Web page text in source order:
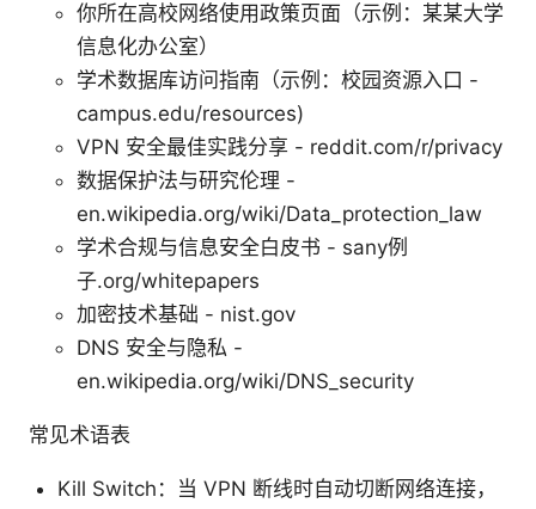
你所在高校网络使用政策页面（示例：某某大学
信息化办公室）
学术数据库访问指南（示例：校园资源入口 -
campus.edu/resources)
VPN 安全最佳实践分享 - reddit.com/r/privacy
数据保护法与研究伦理 -
en.wikipedia.org/wiki/Data_protection_law
学术合规与信息安全白皮书 - sany例
子.org/whitepapers
加密技术基础 - nist.gov
DNS 安全与隐私 -
en.wikipedia.org/wiki/DNS_security
常见术语表
Kill Switch：当 VPN 断线时自动切断网络连接，